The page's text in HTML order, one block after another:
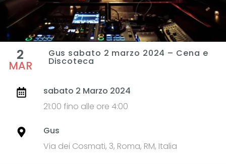
2
MAR
Gus sabato 2 marzo 2024 – Cena e
Discoteca
sabato 2 Marzo 2024
21:00 fino alle ore 4:00
Gus
Via dei Cosmati, 3, Roma, RM, Italia